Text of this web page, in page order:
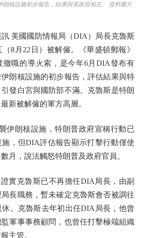
朗核設施初步報告，結果與美政府相左。 資料圖片
美國國防情報局（DIA）局長克魯斯
（8月22日）被解僱。《華盛頓郵報》
撤職的導火索，是今年6月DIA發布有
朗核設施的初步報告，評估結果與特
發白宮與國防部不滿。克魯斯是特朗
新被解僱的軍方高層。
朗核設施，特朗普政府宣稱行動已
，但DIA評估報告顯示打擊行動僅使
月，說法觸怒特朗普及政府官員。
克魯斯已不再擔任DIA局長，由副
長職務，暫未確定克魯斯會否被調往
。克魯斯去年初出任DIA局長，他曾
軍事事務顧問，也曾任打擊極端組織
主管。